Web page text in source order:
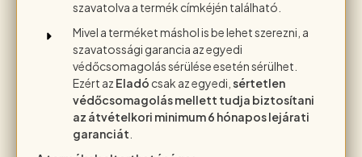
szavatolva a termék címkéjén található.
Mivel a terméket máshol is be lehet szerezni, a
szavatossági garancia az egyedi
védőcsomagolás sérülése esetén sérülhet.
Ezért az Eladó csak az egyedi, sértetlen
védőcsomagolás mellett tudja biztosítani
az átvételkori minimum 6 hónapos lejárati
garanciát